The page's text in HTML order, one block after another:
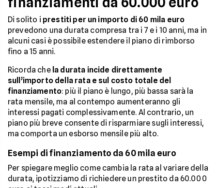
Di solito i prestiti per un importo di 60 mila euro
prevedono una durata compresa tra i 7 e i 10 anni, ma in
alcuni casi è possibile estendere il piano di rimborso
fino a 15 anni.
Ricorda che la durata incide direttamente
sull’importo della rata e sul costo totale del
finanziamento: più il piano è lungo, più bassa sarà la
rata mensile, ma al contempo aumenteranno gli
interessi pagati complessivamente. Al contrario, un
piano più breve consente di risparmiare sugli interessi,
ma comporta un esborso mensile più alto.
Esempi di finanziamento da 60 mila euro
Per spiegare meglio come cambia la rata al variare della
durata, ipotizziamo di richiedere un prestito da 60.000